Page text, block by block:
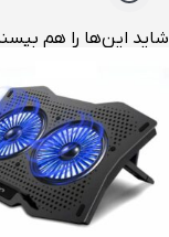
شاید این‌ها را هم